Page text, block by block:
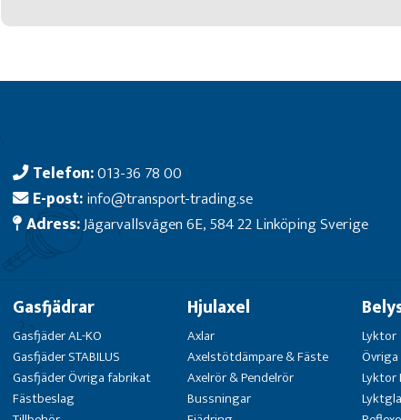
Telefon:013-36 78 00
E-post:info@transport-trading.se
Adress:Jägarvallsvägen 6E, 584 22 Linköping Sverige
Gasfjädrar
Gasfjäder AL-KO
Gasfjäder STABILUS
Gasfjäder Övriga fabrikat
Fästbeslag
Hjulaxel
Axlar
Axelstötdämpare & Fäste
Axelrör & Pendelrör
Bussningar
Lyktor
Lyktor